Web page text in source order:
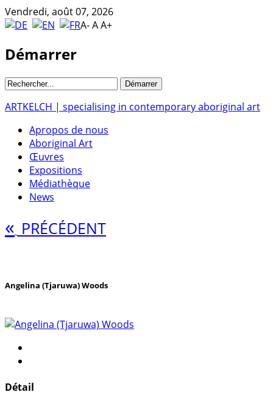
Vendredi, août 07, 2026
A-AA+
Démarrer
ARTKELCH | specialising in contemporary aboriginal art
Apropos de nous
Aboriginal Art
Œuvres
Expositions
Médiathèque
News
« PRÉCÉDENT
Angelina (Tjaruwa) Woods
Détail